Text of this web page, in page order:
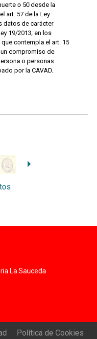
o 50 desde la
art. 57 de la Ley
datos de carácter
19/2013; en los
contempla el art. 15
compromiso de
o personas
por la CAVAD.
La Sauceda
Política de Cookies